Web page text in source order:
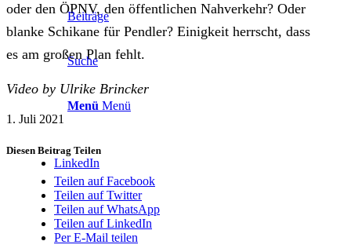
Beiträge
Suche
Menü Menü
LinkedIn
oder den ÖPNV, den öffentlichen Nahverkehr? Oder
blanke Schikane für Pendler? Einigkeit herrscht, dass
es am großen Plan fehlt.
Video by Ulrike Brincker
1. Juli 2021
Diesen Beitrag Teilen
Teilen auf Facebook
Teilen auf Twitter
Teilen auf WhatsApp
Teilen auf LinkedIn
Per E-Mail teilen